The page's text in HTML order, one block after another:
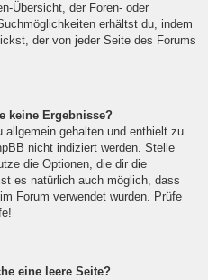
Übersicht, der Foren- oder
erhältst du, indem
der von jeder Seite des Forums
keine Ergebnisse?
allgemein gehalten und enthielt zu
nicht indiziert werden. Stelle
die Optionen, die dir die
es natürlich auch möglich, dass
Forum verwendet wurden. Prüfe
eine leere Seite?